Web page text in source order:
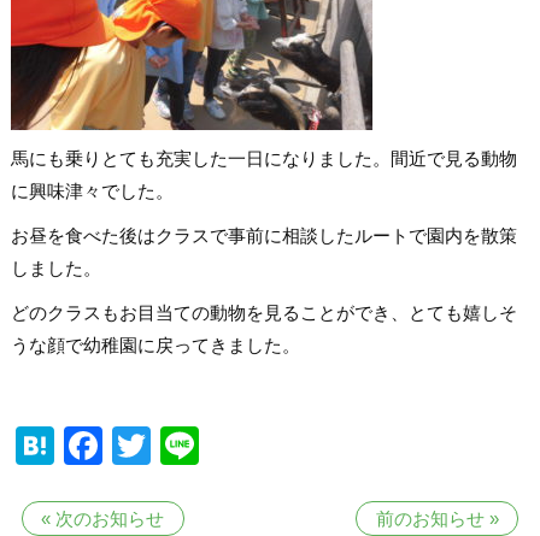
馬にも乗りとても充実した一日になりました。間近で見る動物
に興味津々でした。
お昼を食べた後はクラスで事前に相談したルートで園内を散策
しました。
どのクラスもお目当ての動物を見ることができ、とても嬉しそ
うな顔で幼稚園に戻ってきました。
Hatena
Facebook
Twitter
前のお知らせ»
« 次のお知らせ